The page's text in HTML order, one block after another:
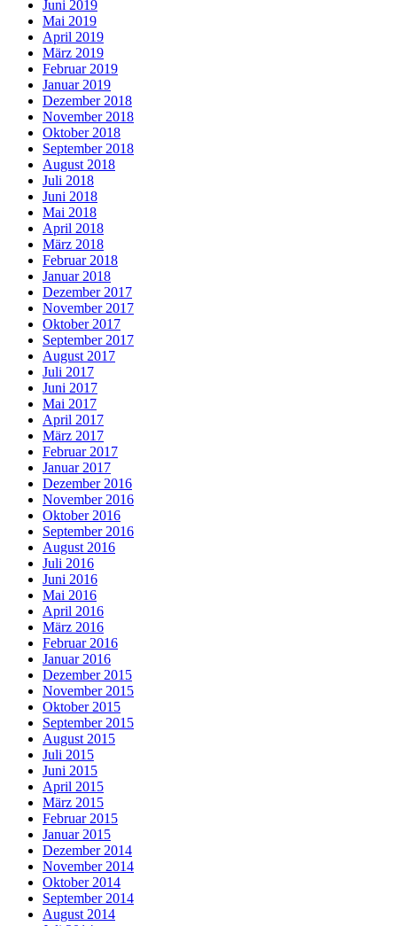
Juni 2019
Mai 2019
April 2019
März 2019
Februar 2019
Januar 2019
Dezember 2018
November 2018
Oktober 2018
September 2018
August 2018
Juli 2018
Juni 2018
Mai 2018
April 2018
März 2018
Februar 2018
Januar 2018
Dezember 2017
November 2017
Oktober 2017
September 2017
August 2017
Juli 2017
Juni 2017
Mai 2017
April 2017
März 2017
Februar 2017
Januar 2017
Dezember 2016
November 2016
Oktober 2016
September 2016
August 2016
Juli 2016
Juni 2016
Mai 2016
April 2016
März 2016
Februar 2016
Januar 2016
Dezember 2015
November 2015
Oktober 2015
September 2015
August 2015
Juli 2015
Juni 2015
April 2015
März 2015
Februar 2015
Januar 2015
Dezember 2014
November 2014
Oktober 2014
September 2014
August 2014